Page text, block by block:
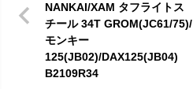
NANKAI/XAM タフライトス
チール 34T GROM(JC61/75)/
モンキー
125(JB02)/DAX125(JB04)
B2109R34